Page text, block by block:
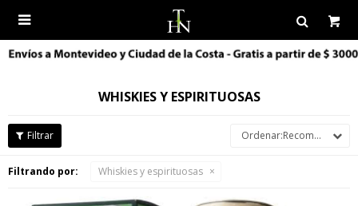

WHISKIES Y ESPIRITUOSAS
Recomendados
Filtrando por: Whiskies y espirituosas